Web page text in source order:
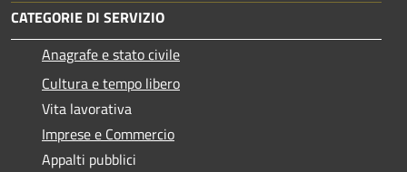
CATEGORIE DI SERVIZIO
Anagrafe e stato civile
Cultura e tempo libero
Vita lavorativa
Imprese e Commercio
Appalti pubblici